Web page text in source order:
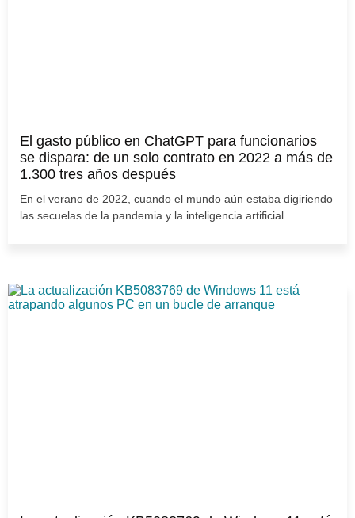
El gasto público en ChatGPT para funcionarios
se dispara: de un solo contrato en 2022 a más de
1.300 tres años después
En el verano de 2022, cuando el mundo aún estaba digiriendo
las secuelas de la pandemia y la inteligencia artificial...